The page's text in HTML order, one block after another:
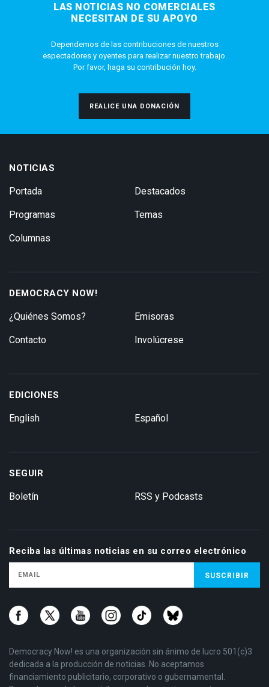
LAS NOTICIAS NO COMERCIALES
NECESITAN DE SU APOYO
Dependemos de las contribuciones de nuestros
espectadores y oyentes para realizar nuestro trabajo.
Por favor, haga su contribución hoy.
REALICE UNA DONACIÓN
NOTICIAS
Portada
Programas
Columnas
Destacados
Temas
DEMOCRACY NOW!
¿Quiénes Somos?
Contacto
Emisoras
Involúcrese
EDICIONES
English Español
SEGUIR
Boletín RSS y Podcasts
Reciba las últimas noticias en su correo electrónico
Democracy Now! es una organización sin ánimo de lucro 501(c)3
dedicada a la producción de noticias. No aceptamos
financiamiento publicitario, corporativo o gubernamental.